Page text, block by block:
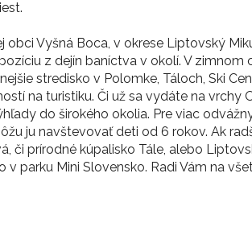
Vyšná Boca, v okrese Liptovský
z dejín baníctva v okolí. V zimnom
stredisko v Polomke, Táloch, Ski
na turistiku. Či už sa vydáte na vrchy
do širokého okolia. Pre viac
ju navštevovať deti od 6 rokov. Ak
či prírodné kúpalisko Tále, alebo
v parku Mini Slovensko. Radi Vám na